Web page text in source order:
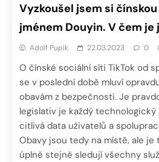
Vyzkoušel jsem si čínskou
jménem Douyin. V čem je
Adolf Pupík 22.03.2023 0
O čínské sociální síti TikTok od
se v poslední době mluví
obavám z bezpečnosti. Je
legislativ je každý
citlivá data uživatelů a
Obavy jsou tedy na místě, ale je
úplně stejně sledují všechny